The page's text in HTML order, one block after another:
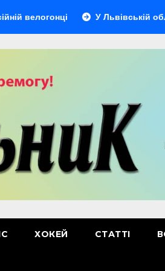
У Львівській області
ХОКЕЙ СТАТТІ